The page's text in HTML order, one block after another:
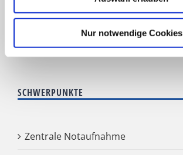
Nur notwendige Cookies
HNO Belegabteilung
Pflegedienst
SCHWERPUNKTE
Zentrale Notaufnahme